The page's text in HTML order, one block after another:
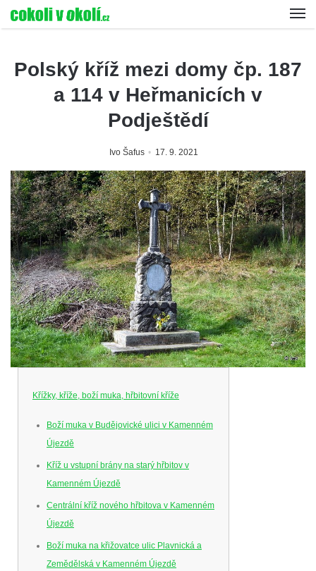
Polský kříž mezi domy čp. 187
a 114 v Heřmanicích v
Podještědí
Ivo Šafus 17. 9. 2021
Křížky, kříže, boží muka, hřbitovní kříže
Boží muka v Budějovické ulici v Kamenném
Újezdě
Kříž u vstupní brány na starý hřbitov v
Kamenném Újezdě
Centrální kříž nového hřbitova v Kamenném
Újezdě
Boží muka na křižovatce ulic Plavnická a
Zemědělská v Kamenném Újezdě